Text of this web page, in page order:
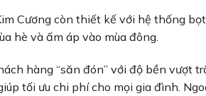
Cương còn thiết kế với hệ thống
hè và ấm áp vào mùa đông.
hàng “săn đón” với độ bền vượt
tối ưu chi phí cho mọi gia đình.